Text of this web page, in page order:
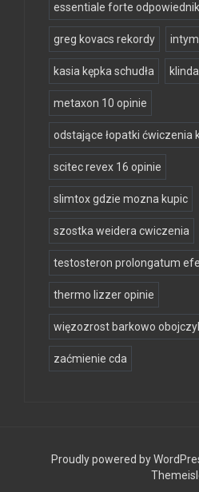
essentiale forte odpowiednik
greg kovacs rekordy
kasia kępka schudła
metaxon 10 opinie
odstające łopatki ćwiczenia
scitec revex 16 opinie
slimtox gdzie mozna kupic
szostka weidera cwiczenia
testosteron prolongatum
thermo lizzer opinie
więzozrost barkowo
zaćmienie cda
Proudly powered by